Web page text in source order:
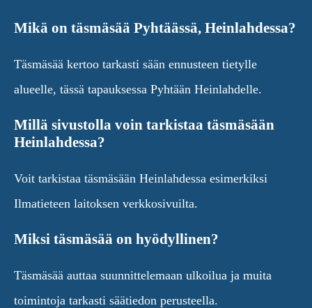
Mikä on täsmäsää Pyhtäässä, Heinlahdessa?
Täsmäsää kertoo tarkasti sään ennusteen tietylle
alueelle, tässä tapauksessa Pyhtään Heinlahdelle.
Millä sivustolla voin tarkistaa täsmäsään
Heinlahdessa?
Voit tarkistaa täsmäsään Heinlahdessa esimerkiksi
Ilmatieteen laitoksen verkkosivuilta.
Miksi täsmäsää on hyödyllinen?
Täsmäsää auttaa suunnittelemaan ulkoilua ja muita
toimintoja tarkasti säätiedon perusteella.